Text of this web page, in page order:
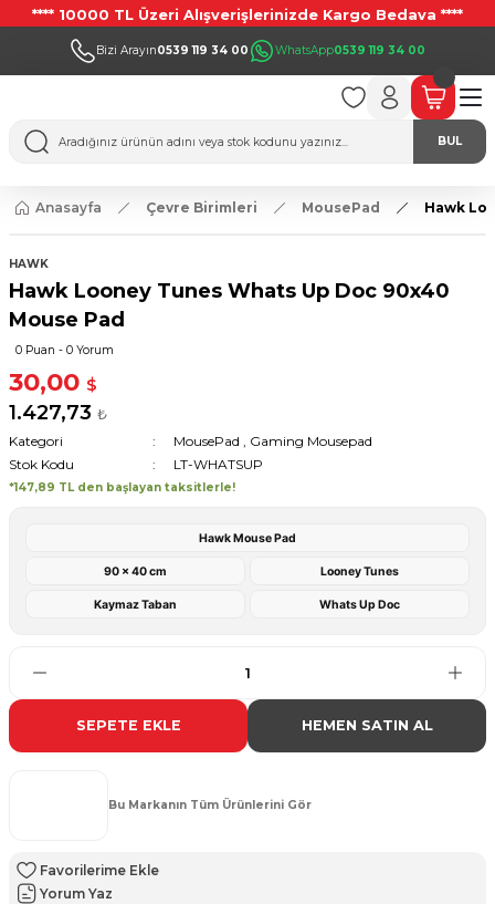
**** 10000 TL Üzeri Alışverişlerinizde Kargo Bedava ****
Bizi Arayın0539 119 34 00 WhatsApp0539 119 34 00
BUL
Anasayfa Çevre Birimleri MousePad Hawk
HAWK
Hawk Looney Tunes Whats Up Doc 90x40
Mouse Pad
0 Puan - 0 Yorum
30,00 $
1.427,73 ₺
Kategori
MousePad , Gaming Mousepad
Stok Kodu
LT-WHATSUP
*147,89 TL den başlayan taksitlerle!
Hawk Mouse Pad
90 x 40 cm Looney Tunes
Kaymaz Taban Whats Up Doc
SEPETE EKLE HEMEN SATIN AL
Bu Markanın Tüm Ürünlerini Gör
Yorum Yaz